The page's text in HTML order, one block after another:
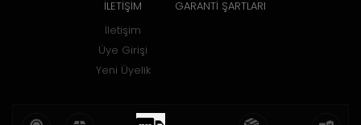
İLETİŞİM
İletişim
Üye Girişi
Yeni Üyelik
GARANTİ ŞARTLARI